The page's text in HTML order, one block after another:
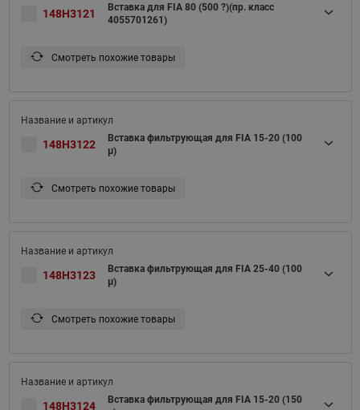
148H3121
Вставка для FIA 80 (500 ?)(пр. класс
4055701261)
Смотреть похожие товары
148H3122
Вставка фильтрующая для FIA 15-20 (100
μ)
Смотреть похожие товары
148H3123
Вставка фильтрующая для FIA 25-40 (100
μ)
Смотреть похожие товары
148H3124
Вставка фильтрующая для FIA 15-20 (150